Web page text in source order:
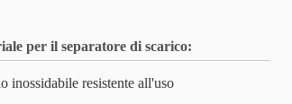
per il separatore di scarico:
inossidabile resistente all'uso